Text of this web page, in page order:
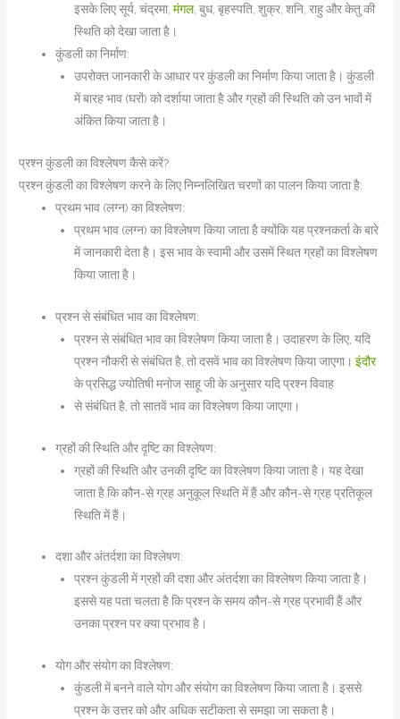
इसके लिए सूर्य, चंद्रमा, मंगल, बुध, बृहस्पति, शुक्र, शनि, राहु और केतु की
स्थिति को देखा जाता है।
कुंडली का निर्माण:
उपरोक्त जानकारी के आधार पर कुंडली का निर्माण किया जाता है। कुंडली
में बारह भाव (घरों) को दर्शाया जाता है और ग्रहों की स्थिति को उन भावों में
अंकित किया जाता है।
प्रश्न कुंडली का विश्लेषण कैसे करें?
प्रश्न कुंडली का विश्लेषण करने के लिए निम्नलिखित चरणों का पालन किया जाता है:
प्रथम भाव (लग्न) का विश्लेषण:
प्रथम भाव (लग्न) का विश्लेषण किया जाता है क्योंकि यह प्रश्नकर्ता के बारे
में जानकारी देता है। इस भाव के स्वामी और उसमें स्थित ग्रहों का विश्लेषण
किया जाता है।
प्रश्न से संबंधित भाव का विश्लेषण:
प्रश्न से संबंधित भाव का विश्लेषण किया जाता है। उदाहरण के लिए, यदि
प्रश्न नौकरी से संबंधित है, तो दसवें भाव का विश्लेषण किया जाएगा। इंदौर
के प्रसिद्ध ज्योतिषी मनोज साहू जी के अनुसार यदि प्रश्न विवाह
से संबंधित है, तो सातवें भाव का विश्लेषण किया जाएगा।
ग्रहों की स्थिति और दृष्टि का विश्लेषण:
ग्रहों की स्थिति और उनकी दृष्टि का विश्लेषण किया जाता है। यह देखा
जाता है कि कौन-से ग्रह अनुकूल स्थिति में हैं और कौन-से ग्रह प्रतिकूल
स्थिति में हैं।
दशा और अंतर्दशा का विश्लेषण:
प्रश्न कुंडली में ग्रहों की दशा और अंतर्दशा का विश्लेषण किया जाता है।
इससे यह पता चलता है कि प्रश्न के समय कौन-से ग्रह प्रभावी हैं और
उनका प्रश्न पर क्या प्रभाव है।
योग और संयोग का विश्लेषण:
कुंडली में बनने वाले योग और संयोग का विश्लेषण किया जाता है। इससे
प्रश्न के उत्तर को और अधिक सटीकता से समझा जा सकता है।